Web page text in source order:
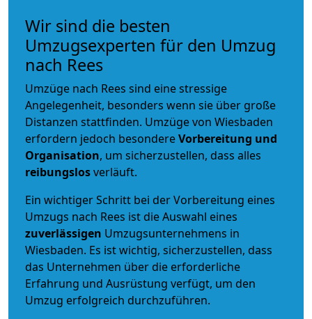
Wir sind die besten
Umzugsexperten für den Umzug
nach Rees
Umzüge nach Rees sind eine stressige
Angelegenheit, besonders wenn sie über große
Distanzen stattfinden. Umzüge von Wiesbaden
erfordern jedoch besondereVorbereitung und
Organisation, um sicherzustellen, dass alles
reibungslosverläuft.
Ein wichtiger Schritt bei der Vorbereitung eines
Umzugs nach Rees ist die Auswahl eines
zuverlässigen Umzugsunternehmens in
Wiesbaden. Es ist wichtig, sicherzustellen, dass
das Unternehmen über die erforderliche
Erfahrung und Ausrüstung verfügt, um den
Umzug erfolgreich durchzuführen.